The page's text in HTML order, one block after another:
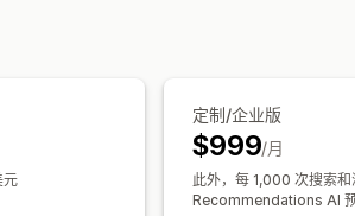
筛选条件使用情况
元
定制/企业版
$999/月
此外，每 1,000 次搜索
Recommendations AI